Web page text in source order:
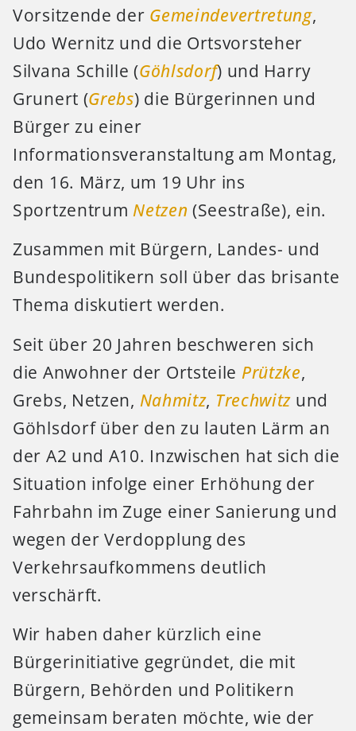
Vorsitzende der Gemeindevertretung,
Udo Wernitz und die Ortsvorsteher
Silvana Schille (Göhlsdorf) und Harry
Grunert (Grebs) die Bürgerinnen und
Bürger zu einer
Informationsveranstaltung am Montag,
den 16. März, um 19 Uhr ins
SportzentrumNetzen (Seestraße), ein.
Zusammen mit Bürgern, Landes- und
Bundespolitikern soll über das brisante
Thema diskutiert werden.
Seit über 20 Jahren beschweren sich
die Anwohner der Ortsteile Prützke,
Grebs, Netzen, Nahmitz, Trechwitz und
Göhlsdorf über den zu lauten Lärm an
der A2 und A10. Inzwischen hat sich die
Situation infolge einer Erhöhung der
Fahrbahn im Zuge einer Sanierung und
wegen der Verdopplung des
Verkehrsaufkommens deutlich
verschärft.
Wir haben daher kürzlich eine
Bürgerinitiative gegründet, die mit
Bürgern, Behörden und Politikern
gemeinsam beraten möchte, wie der